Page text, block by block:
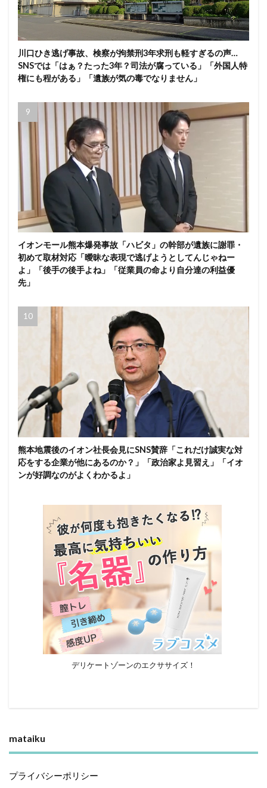
川口ひき逃げ事故、検察が拘禁刑3年求刑も軽すぎるの声…
SNSでは「はぁ？たった3年？司法が腐っている」「外国人特
権にも程がある」「遺族が気の毒でなりません」
イオンモール熊本爆発事故「ハビタ」の幹部が遺族に謝罪・
初めて取材対応「曖昧な表現で逃げようとしてんじゃねー
よ」「後手の後手よね」「従業員の命より自分達の利益優
先」
熊本地震後のイオン社長会見にSNS賛辞「これだけ誠実な対
応をする企業が他にあるのか？」「政治家よ見習え」「イオ
ンが好調なのがよくわかるよ」
デリケートゾーンのエクササイズ！
mataiku
プライバシーポリシー